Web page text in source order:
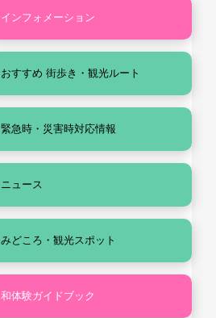
インフォメーション
おすすめ 街歩き・観光ルート
緊急時・災害時対応情報
ニュース
みどころ・観光スポット
和体験ガイドブック